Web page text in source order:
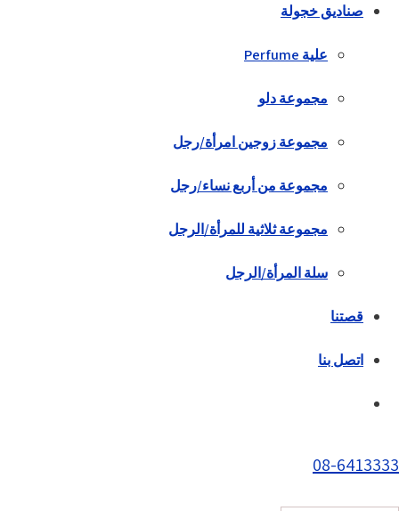
صناديق خجولة
علية Perfume
مجموعة دلو
مجموعة زوجين امرأة/رجل
مجموعة من أربع نساء/رجل
مجموعة ثلاثية للمرأة/الرجل
سلة المرأة/الرجل
قصتنا
اتصل بنا
08-6413333